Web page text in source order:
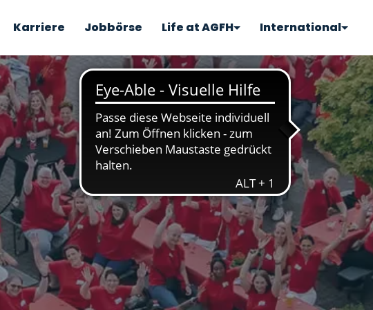
Karriere Jobbörse Life at AGFH International